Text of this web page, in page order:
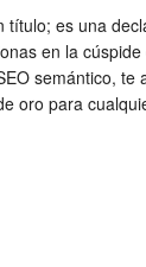
título; es una
en la
semántico,
oro para